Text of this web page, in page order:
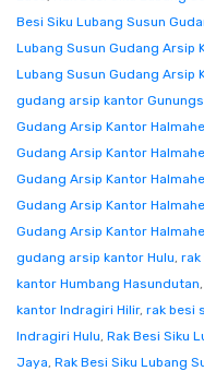
Besi Siku Lubang Susun
Lubang Susun Gudang Arsip
Lubang Susun Gudang Arsip
gudang arsip kantor
Gudang Arsip Kantor
Gudang Arsip Kantor
Gudang Arsip Kantor
Gudang Arsip Kantor
Gudang Arsip Kantor
gudang arsip kantor Hulu, rak
kantor Humbang Hasundutan,
kantor Indragiri Hilir, rak besi
Indragiri Hulu, Rak Besi Siku
Jaya, Rak Besi Siku Lubang